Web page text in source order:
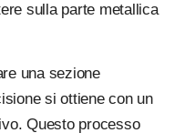
sulla parte metallica
una sezione
si ottiene con un
Questo processo